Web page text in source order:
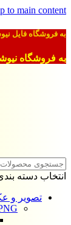
to main content
به فروشگاه فایل
به فروشگاه
انتخاب دسته
تصویر و